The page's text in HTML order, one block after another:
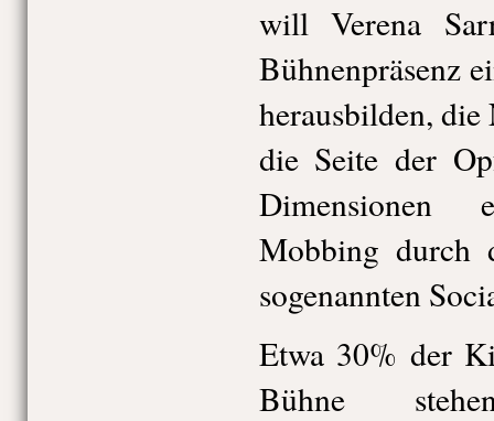
will Verena
Bühnenpräsenz
herausbilden, die
die Seite der
Dimensionen
Mobbing durch
sogenannten
Etwa 30% der
Bühne